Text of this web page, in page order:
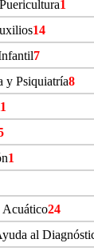
1
14
7
y Psiquiatría8
1
Acuático24
al